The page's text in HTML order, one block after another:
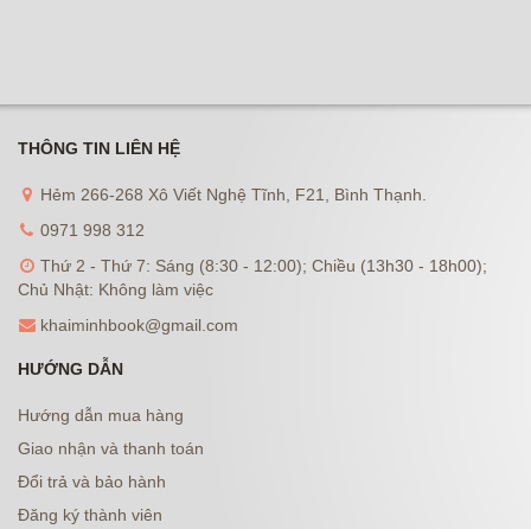
THÔNG TIN LIÊN HỆ
Hẻm 266-268 Xô Viết Nghệ Tĩnh, F21, Bình Thạnh.
0971 998 312
Thứ 2 - Thứ 7: Sáng (8:30 - 12:00); Chiều (13h30 - 18h00);
Chủ Nhật: Không làm việc
khaiminhbook@gmail.com
HƯỚNG DẪN
Hướng dẫn mua hàng
Giao nhận và thanh toán
Đổi trả và bảo hành
Đăng ký thành viên